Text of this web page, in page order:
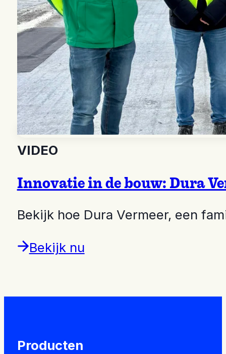
VIDEO
Innovatie in de bouw: Dura
Bekijk hoe Dura Vermeer, een
Bekijk nu
Producten